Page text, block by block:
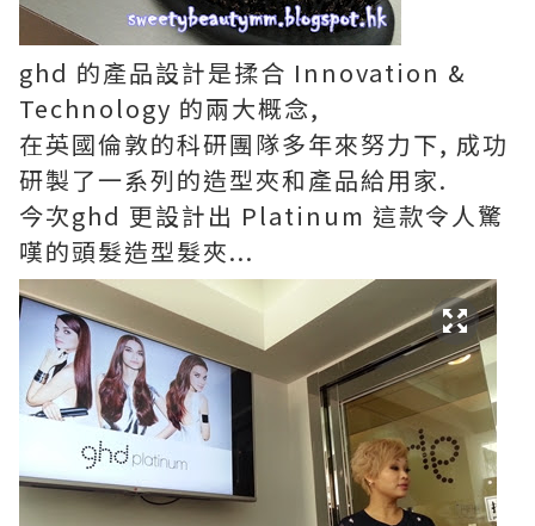
ghd 的產品設計是揉合 Innovation &
Technology 的兩大概念,
在英國倫敦的科研團隊多年來努力下, 成功
研製了一系列的造型夾和產品給用家.
今次ghd 更設計出 Platinum 這款令人驚
嘆的頭髮造型髮夾...